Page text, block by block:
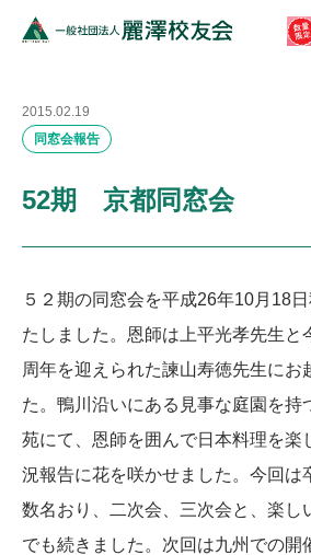
2015.02.19
同窓会報告
52期 京都同窓会
５２期の同窓会を平成26年10月18
たしました。恩師は上平光孝先生と
周年を迎えられた諫山寿徳先生にお
た。鴨川沿いにある見事な庭園を持
苑にて、恩師を囲んで日本料理を楽
況報告に花を咲かせました。今回は
数名おり、二次会、三次会と、楽し
でも続きました。次回は九州での開